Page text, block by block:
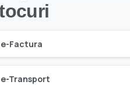
e-Factura
e-Transport